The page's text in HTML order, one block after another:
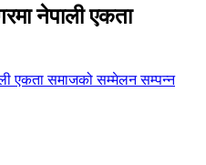
नेपाली एकता